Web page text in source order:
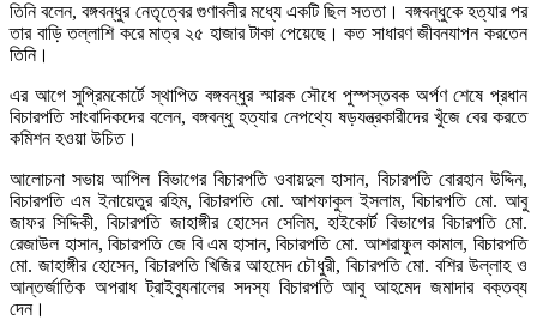
তিনি বলেন, বঙ্গবন্ধুর নেতৃত্বের গুণাবলীর মধ্যে একটি ছিল সততা। বঙ্গবন্ধুকে হত্যার পর
তার বাড়ি তল্লাশি করে মাত্র ২৫ হাজার টাকা পেয়েছে। কত সাধারণ জীবনযাপন করতেন
তিনি।
এর আগে সুপ্রিমকোর্টে স্থাপিত বঙ্গবন্ধুর স্মারক সৌধে পুস্পস্তবক অর্পণ শেষে প্রধান
বিচারপতি সাংবাদিকদের বলেন, বঙ্গবন্ধু হত্যার নেপথ্যে ষড়যন্ত্রকারীদের খুঁজে বের করতে
কমিশন হওয়া উচিত।
আলোচনা সভায় আপিল বিভাগের বিচারপতি ওবায়দুল হাসান, বিচারপতি বোরহান উদ্দিন,
বিচারপতি এম ইনায়েতুর রহিম, বিচারপতি মো. আশফাকুল ইসলাম, বিচারপতি মো. আবু
জাফর সিদ্দিকী, বিচারপতি জাহাঙ্গীর হোসেন সেলিম, হাইকোর্ট বিভাগের বিচারপতি মো.
রেজাউল হাসান, বিচারপতি জে বি এম হাসান, বিচারপতি মো. আশরাফুল কামাল, বিচারপতি
মো. জাহাঙ্গীর হোসেন, বিচারপতি খিজির আহমেদ চৌধুরী, বিচারপতি মো. বশির উল্লাহ ও
আন্তর্জাতিক অপরাধ ট্রাইব্যুনালের সদস্য বিচারপতি আবু আহমেদ জমাদার বক্তব্য
দেন।